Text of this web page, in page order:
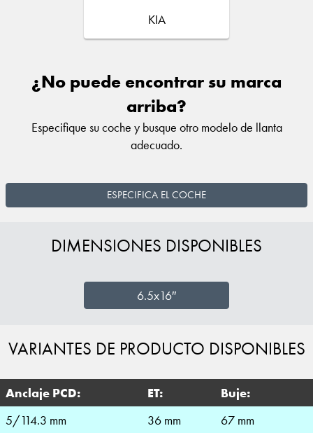
KIA
¿No puede encontrar su marca
arriba?
Especifique su coche y busque otro modelo de llanta
adecuado.
ESPECIFICA EL COCHE
DIMENSIONES DISPONIBLES
6.5x16″
VARIANTES DE PRODUCTO DISPONIBLES
Anclaje PCD: ET:
Buje:
5/114.3 mm
36 mm 67 mm